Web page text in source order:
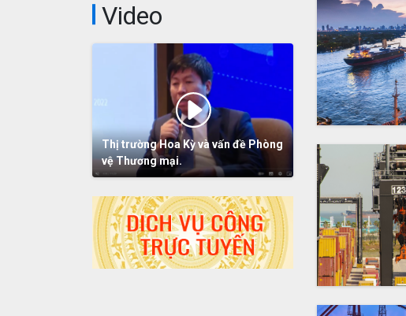
Video
Thị trường Hoa Kỳ và vấn đề Phòng
vệ Thương mại.